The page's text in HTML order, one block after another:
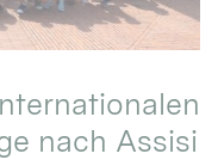
nach Assisi